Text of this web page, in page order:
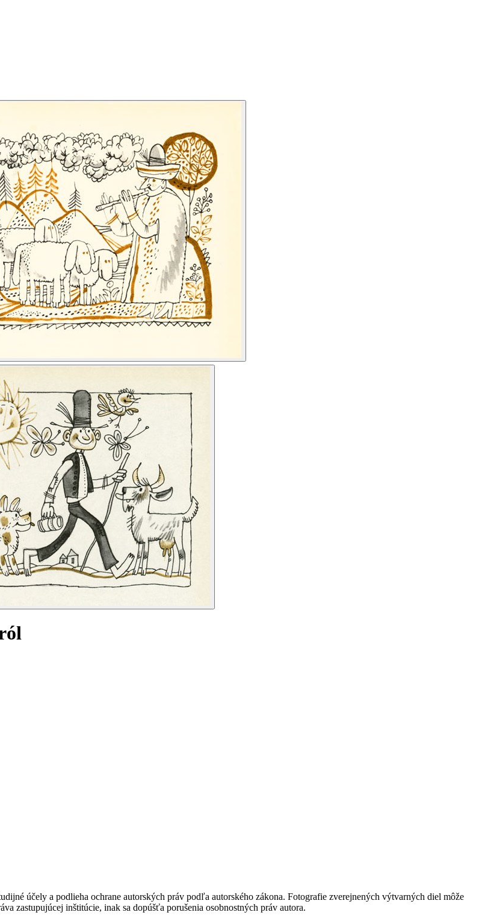
účely a podlieha ochrane autorských práv podľa autorského zákona. Fotografie zverejnených výtvarných diel môže
zastupujúcej inštitúcie, inak sa dopúšťa porušenia osobnostných práv autora.